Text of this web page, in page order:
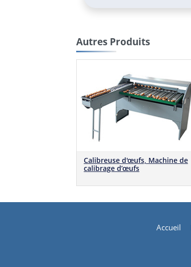
Autres Produits
Calibreuse d'œufs, Machine de
calibrage d’œufs
Accueil